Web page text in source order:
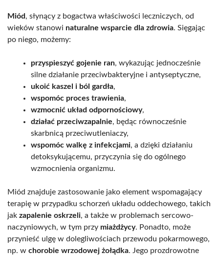
Miód, słynący z bogactwa właściwości leczniczych, od
wieków stanowi naturalne wsparcie dla zdrowia. Sięgając
po niego, możemy:
przyspieszyć gojenie ran, wykazując jednocześnie
silne działanie przeciwbakteryjne i antyseptyczne,
ukoić kaszel i ból gardła,
wspomóc proces trawienia,
wzmocnić układ odpornościowy,
działać przeciwzapalnie, będąc równocześnie
skarbnicą przeciwutleniaczy,
wspomóc walkę z infekcjami, a dzięki działaniu
detoksykującemu, przyczynia się do ogólnego
wzmocnienia organizmu.
Miód znajduje zastosowanie jako element wspomagający
terapię w przypadku schorzeń układu oddechowego, takich
jak zapalenie oskrzeli, a także w problemach sercowo-
naczyniowych, w tym przy miażdżycy. Ponadto, może
przynieść ulgę w dolegliwościach przewodu pokarmowego,
np. w chorobie wrzodowej żołądka. Jego prozdrowotne